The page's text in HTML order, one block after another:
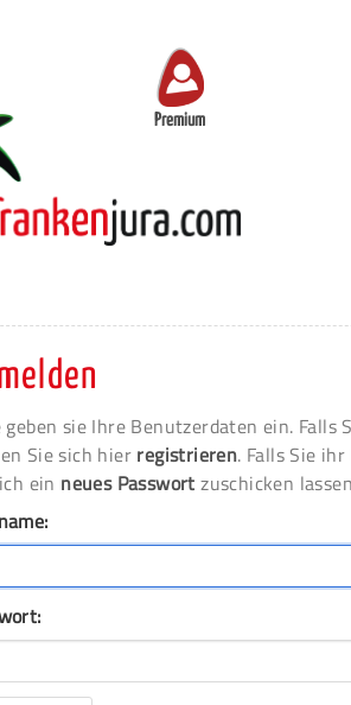
Premium
sie Ihre Benutzerdaten ein. Falls
Sie sich hier registrieren. Falls Sie
ein neues Passwort zuschicken